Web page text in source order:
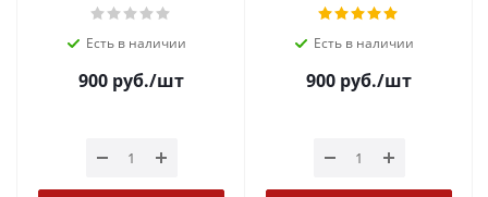
Есть в наличии
900 руб./шт
Есть в наличии
900 руб./шт